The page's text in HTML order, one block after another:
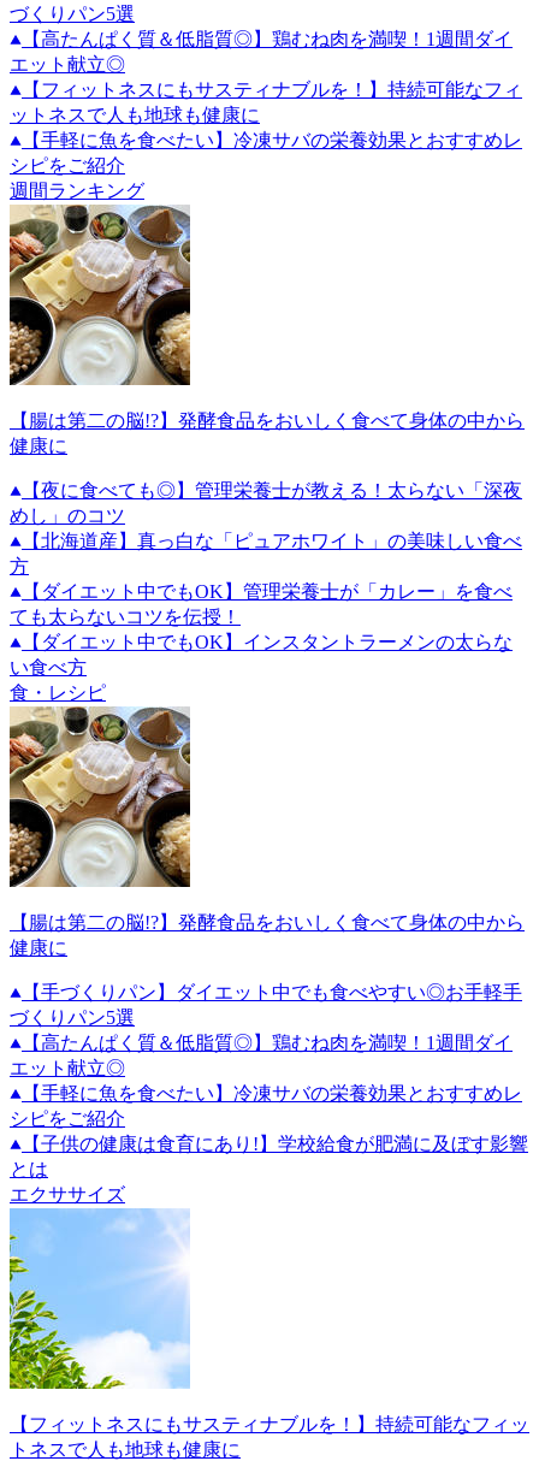
づくりパン5選
【高たんぱく質＆低脂質◎】鶏むね肉を満喫！1週間ダイ
エット献立◎
【フィットネスにもサスティナブルを！】持続可能なフィ
ットネスで人も地球も健康に
【手軽に魚を食べたい】冷凍サバの栄養効果とおすすめレ
シピをご紹介
週間ランキング
【腸は第二の脳!?】発酵食品をおいしく食べて身体の中から
健康に
【夜に食べても◎】管理栄養士が教える！太らない「深夜
めし」のコツ
【北海道産】真っ白な「ピュアホワイト」の美味しい食べ
方
【ダイエット中でもOK】管理栄養士が「カレー」を食べ
ても太らないコツを伝授！
【ダイエット中でもOK】インスタントラーメンの太らな
い食べ方
食・レシピ
【腸は第二の脳!?】発酵食品をおいしく食べて身体の中から
健康に
【手づくりパン】ダイエット中でも食べやすい◎お手軽手
づくりパン5選
【高たんぱく質＆低脂質◎】鶏むね肉を満喫！1週間ダイ
エット献立◎
【手軽に魚を食べたい】冷凍サバの栄養効果とおすすめレ
シピをご紹介
【子供の健康は食育にあり!】学校給食が肥満に及ぼす影響
とは
エクササイズ
【フィットネスにもサスティナブルを！】持続可能なフィッ
トネスで人も地球も健康に